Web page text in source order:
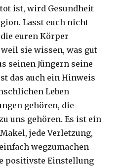
ist, wird Gesundheit
Lasst euch nicht
euren Körper
sie wissen, was gut
seinen Jüngern seine
das auch ein Hinweis
Leben
gehören, die
uns gehören. Es ist ein
jede Verletzung,
wegzumachen
positivste Einstellung